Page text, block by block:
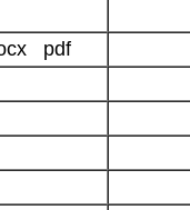
pdf